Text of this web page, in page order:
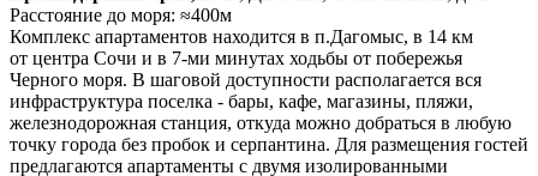
Расстояние до моря: ≈400м
Комплекс апартаментов находится в п.Дагомыс, в 14 км
от центра Сочи и в 7-ми минутах ходьбы от побережья
Черного моря. В шаговой доступности располагается вся
инфраструктура поселка - бары, кафе, магазины, пляжи,
железнодорожная станция, откуда можно добраться в любую
точку города без пробок и серпантина. Для размещения гостей
предлагаются апартаменты с двумя изолированными